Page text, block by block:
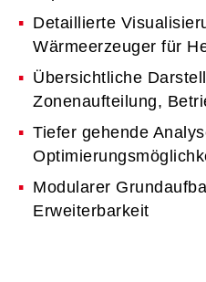
Detaillierte
Wärmeerzeuger für
Übersichtliche
Zonenaufteilung,
Tiefer gehende
Modularer
Erweiterbarkeit